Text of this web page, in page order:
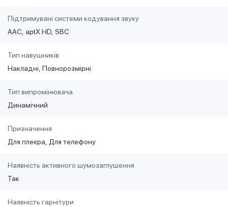
Підтримувані системи кодування звуку
AAC aptX HD SBC
Тип навушників
Накладні Повнорозмірні
Тип випромінювача
Динамічний
Призначення
Для плеєра
Для телефону
Наявність активного шумозаглушення
Так
Наявність гарнітури